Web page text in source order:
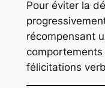
Pour éviter la
récompensant
félicitations